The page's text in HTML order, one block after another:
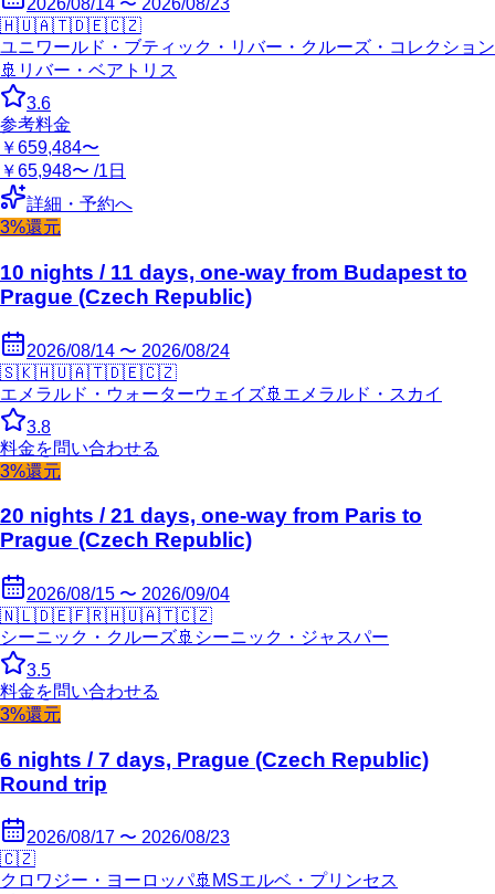
2026/08/14 〜 2026/08/23
🇭🇺🇦🇹🇩🇪🇨🇿
ユニワールド・ブティック・リバー・クルーズ・コレクション
🚢 リバー・ベアトリス
3.6
参考料金
￥659,484〜
￥65,948〜 /1日
詳細・予約へ
3%還元
10 nights / 11 days, one-way from Budapest to
Prague (Czech Republic)
2026/08/14 〜 2026/08/24
🇸🇰🇭🇺🇦🇹🇩🇪🇨🇿
エメラルド・ウォーターウェイズ🚢 エメラルド・スカイ
3.8
料金を問い合わせる
3%還元
20 nights / 21 days, one-way from Paris to
Prague (Czech Republic)
2026/08/15 〜 2026/09/04
🇳🇱🇩🇪🇫🇷🇭🇺🇦🇹🇨🇿
シーニック・クルーズ🚢 シーニック・ジャスパー
3.5
料金を問い合わせる
3%還元
6 nights / 7 days, Prague (Czech Republic)
Round trip
2026/08/17 〜 2026/08/23
🇨🇿
クロワジー・ヨーロッパ🚢 MSエルベ・プリンセス